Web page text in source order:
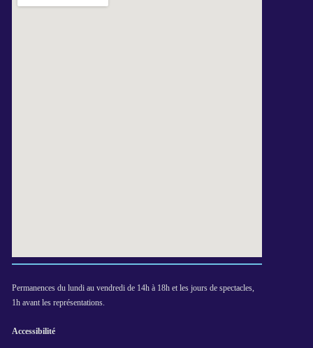
Permanences du lundi au vendredi de 14h à 18h et les jours de spectacles,
1h avant les représentations.
Accessibilité